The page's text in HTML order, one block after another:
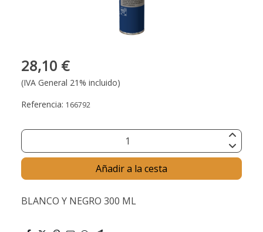
28,10 €
(IVA General 21% incluido)
Referencia: 166792
Añadir a la cesta
BLANCO Y NEGRO 300 ML